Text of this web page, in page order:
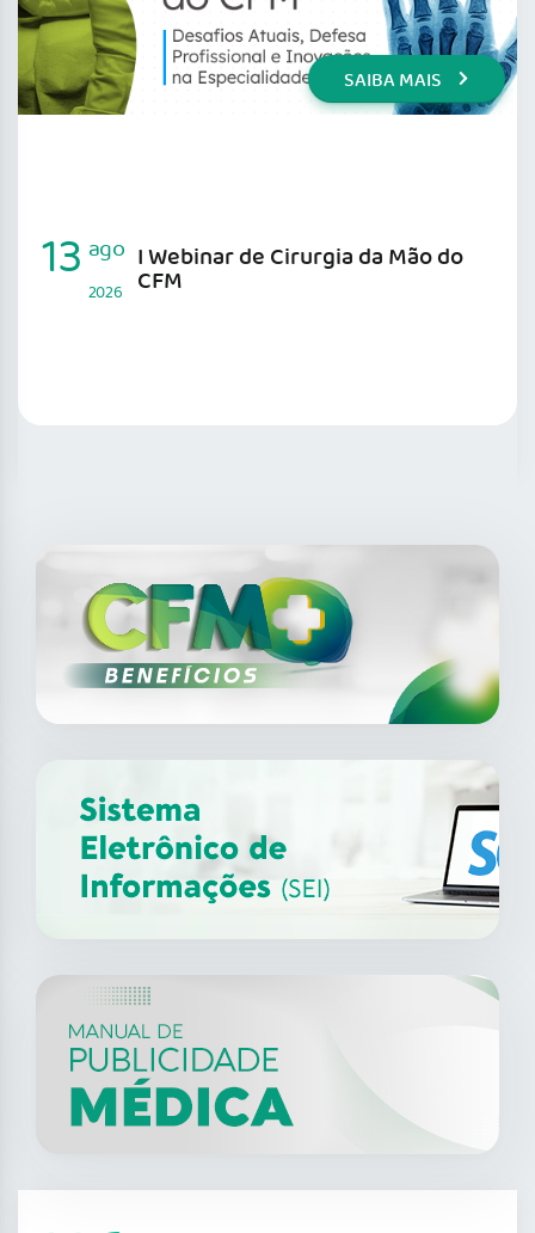
SAIBA MAIS
I Webinar de Cirurgia da Mão do
CFM
13 ago
2026
SAIBA MAIS
XII Fórum de Medicina do
Trabalho do CFM
14 ago
2026